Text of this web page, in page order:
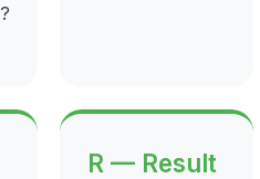
R — Result